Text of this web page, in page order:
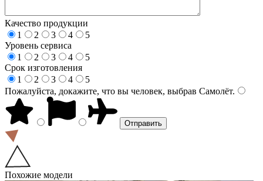
Качество продукции
1
2 3 4
5
Уровень сервиса
1
2 3 4
5
Срок изготовления
1
2 3 4
5
Пожалуйста, докажите, что вы человек, выбрав Самолёт.
Похожие модели